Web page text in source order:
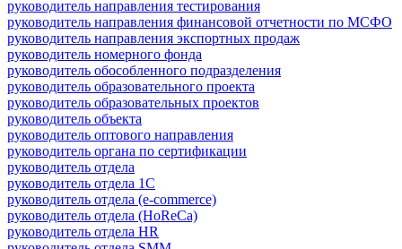
руководитель направления тестирования
руководитель направления финансовой отчетности по МСФО
руководитель направления экспортных продаж
руководитель номерного фонда
руководитель обособленного подразделения
руководитель образовательного проекта
руководитель образовательных проектов
руководитель объекта
руководитель оптового направления
руководитель органа по сертификации
руководитель отдела
руководитель отдела 1С
руководитель отдела (e-commerce)
руководитель отдела (HoReCa)
руководитель отдела HR